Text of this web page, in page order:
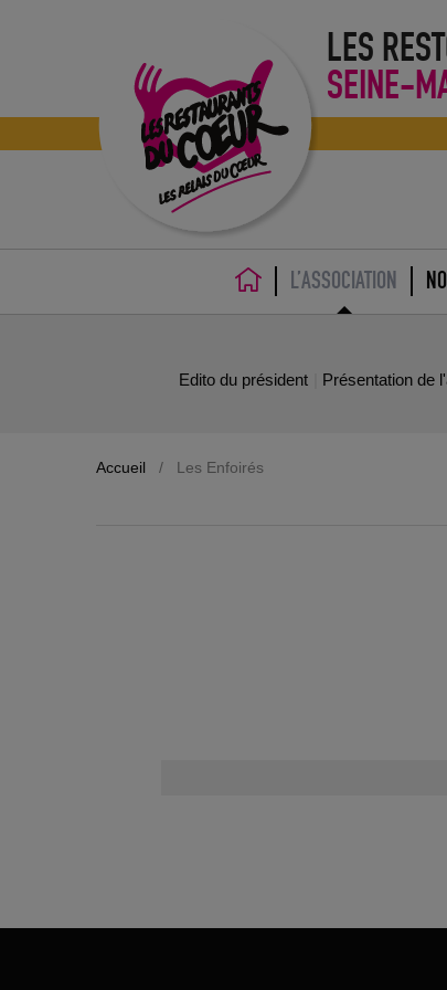
LES
SEINE-
ACCUEILL’ASSOCIATION
Edito du président Présentation de
Accueil / Les Enfoirés